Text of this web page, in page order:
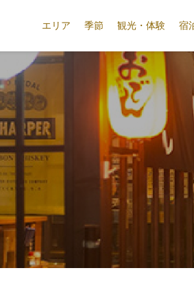
エリア 季節 観光・体験 宿